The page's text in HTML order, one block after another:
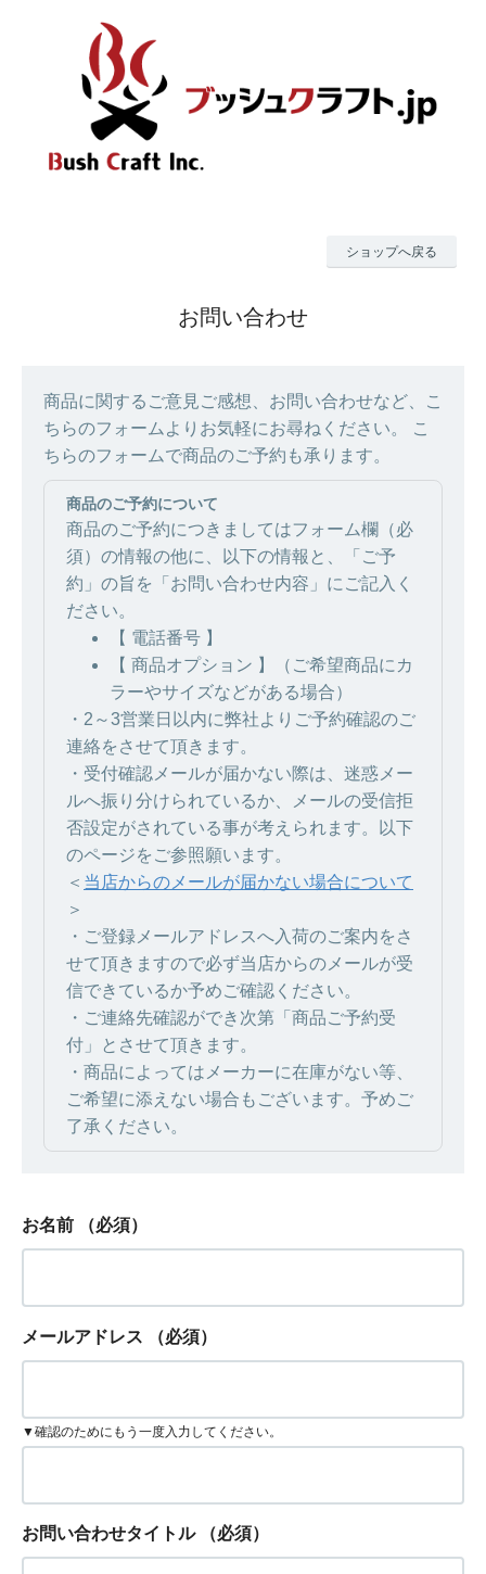
ショップへ戻る
お問い合わせ
商品に関するご意見ご感想、お問い合わせなど、こ
ちらのフォームよりお気軽にお尋ねください。 こ
ちらのフォームで商品のご予約も承ります。
商品のご予約について
商品のご予約につきましてはフォーム欄（必
須）の情報の他に、以下の情報と、「ご予
約」の旨を「お問い合わせ内容」にご記入く
ださい。
【 電話番号 】
【 商品オプション 】（ご希望商品にカ
ラーやサイズなどがある場合）
・2～3営業日以内に弊社よりご予約確認のご
連絡をさせて頂きます。
・受付確認メールが届かない際は、迷惑メー
ルへ振り分けられているか、メールの受信拒
否設定がされている事が考えられます。以下
のページをご参照願います。
＜ 当店からのメールが届かない場合について
＞
・ご登録メールアドレスへ入荷のご案内をさ
せて頂きますので必ず当店からのメールが受
信できているか予めご確認ください。
・ご連絡先確認ができ次第「商品ご予約受
付」とさせて頂きます。
・商品によってはメーカーに在庫がない等、
ご希望に添えない場合もございます。予めご
了承ください。
お名前 （必須）
メールアドレス （必須）
▼確認のためにもう一度入力してください。
お問い合わせタイトル （必須）